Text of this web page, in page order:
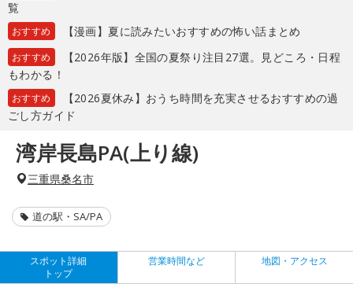
覧
おすすめ 【漫画】夏に読みたいおすすめの怖い話まとめ
おすすめ
【2026年版】全国の夏祭り注目27選。見どころ・日程
もわかる！
おすすめ
【2026夏休み】おうち時間を充実させるおすすめの過
ごし方ガイド
湾岸長島PA(上り線)
三重県桑名市
道の駅・SA/PA
スポット詳細
トップ
営業時間など 地図・アクセス